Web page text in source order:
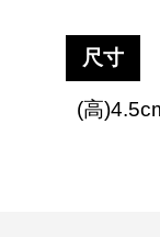
尺寸
(高